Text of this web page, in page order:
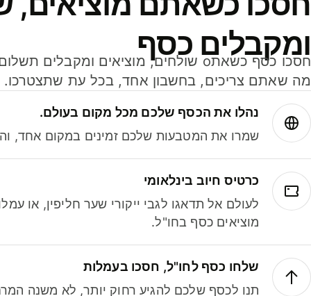
ומקבלים כסף
מה שאתם צריכים, בחשבון אחד, בכל עת שתצטרכו.
נהלו את הכסף שלכם מכל מקום בעולם.
שמרו את המטבעות שלכם זמינים במקום אחד,
כרטיס חיוב בינלאומי
לעולם אל תדאגו לגבי ייקורי שער חליפין, או
מוציאים כסף בחו"ל.
שלחו כסף לחו"ל, חסכו בעמלות
תנו לכסף שלכם להגיע רחוק יותר, לא משנה